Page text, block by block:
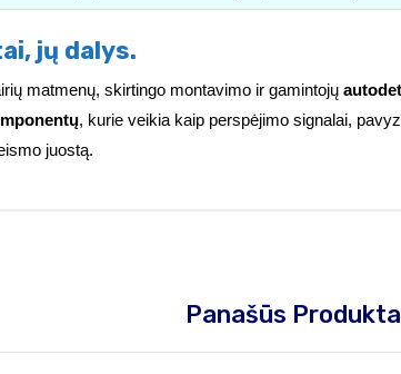
jų dalys.
matmenų, skirtingo montavimo ir gamintojų
, kurie veikia kaip perspėjimo signalai,
juostą.
Panašūs